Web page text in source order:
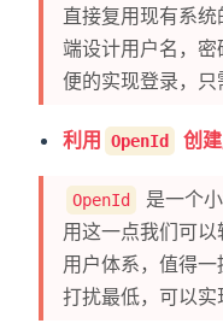
直接复用现有系
端设计用户名，
便的实现登录，
利用 OpenId 创
OpenId
是一个
用这一点我们可
用户体系，值得
打扰最低，可以